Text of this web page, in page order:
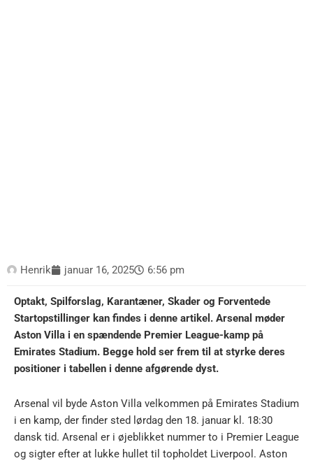
Henrik januar 16, 2025 6:56 pm
Optakt, Spilforslag, Karantæner, Skader og Forventede
Startopstillinger kan findes i denne artikel. Arsenal møder
Aston Villa i en spændende Premier League-kamp på
Emirates Stadium. Begge hold ser frem til at styrke deres
positioner i tabellen i denne afgørende dyst.
Arsenal vil byde Aston Villa velkommen på Emirates Stadium
i en kamp, der finder sted lørdag den 18. januar kl. 18:30
dansk tid. Arsenal er i øjeblikket nummer to i Premier League
og sigter efter at lukke hullet til topholdet Liverpool. Aston